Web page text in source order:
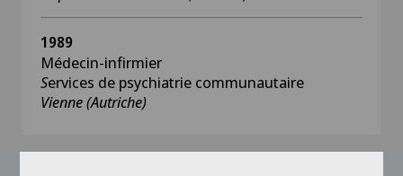
1989
Médecin-infirmier
Services de psychiatrie communautaire
Vienne (Autriche)